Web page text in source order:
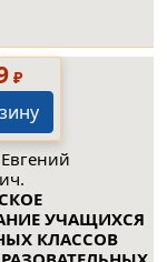
₽
УЧАЩИХСЯ
КЛАССОВ